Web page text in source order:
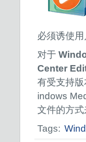
必须诱使用
对于
Center
有受支持版
indows
文件的方式
Tags: